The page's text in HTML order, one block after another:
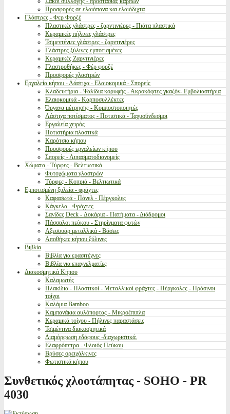
Προσφορές σε ελαιόπανα και ελαιόδιχτα
Γλάστρες - Φερ Φορζέ
Πλαστικές γλάστρες - ζαρντινιέρες - Πιάτα πλαστικά
Κεραμικές πήλινες γλάστρες
Τσιμεντένιες γλάστρες - ζαρντινιέρες
Γλάστρες ξύλινες εμποτισμένες
Κεραμικές Ζαρντινιέρες
Γλαστροθήκες - Φέρ φορζέ
Προσφορές γλαστρών
Εργαλεία κήπου - Λάστιχα - Ελαιοκομικά - Σπορείς
Κλαδευτήρια - Ψαλίδια κορυφής - Ακροκόφτες γκαζόν- Εμβολιαστήρια
Ελαιοκομικά - Καρποσυλλέκτες
Όργανα μέτρησης - Κομποστοποιητές
Λάστιχα ποτίσματος - Ποτιστικά - Ταχυσύνδεσμοι
Εργαλεία χειρός
Ποτιστήρια πλαστικά
Καρότσια κήπου
Προσφορές εργαλείων κήπου
Σπορείς - Λιπασματοδιανομείς
Χώματα - Τύρφες - Βελτιωτικά
Φυτοχώματα γλαστρών
Τύρφες - Κοπριά - Βελτιωτικά
Εμποτισμένη ξυλεία - φράχτες
Καφασωτά - Πάνελ - Πέργκολες
Κάγκελα - Φράχτες
Σανίδες Deck - Δοκάρια - Πατήματα - Διάδρομοι
Πάσσαλοι πεύκου - Στηρίγματα φυτών
Αξεσουάρ μεταλλικά - Βάσεις
Αποθήκες κήπου ξύλινες
Βιβλία
Βιβλία για ερασιτέχνες
Βιβλία για επαγγελματίες
Διακοσμητικά Κήπου
Καλαμωτές
Πλακίδια - Πλαστικοί - Μεταλλικοί φράχτες - Πέργκολες - Πράσινοι
τοίχοι
Καλάμια Bamboo
Καμπανάκια αυλόπορτας - Μικροέπιπλα
Κεραμικά τοίχου - Πήλινες παραστάσεις
Τσιμέντινα διακοσμητικά
Διαμόρφωση εδάφους -διαχωριστικά.
Ελαφρόπετρα - Φλοιός Πεύκου
Βρύσες ορειχάλκινες
Φωτιστικά κήπου
Συνθετικός χλοοτάπητας - SOHO - PR
4030